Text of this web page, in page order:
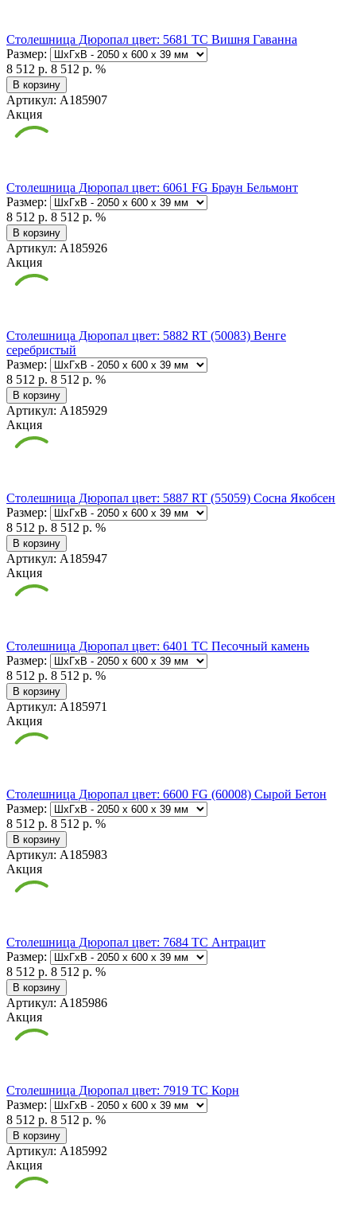
Столешница Дюропал цвет: 5681 TC Вишня Гаванна
Размер:
8 512 р. 8 512 р. %
В корзину
Артикул: А185907
Акция
Столешница Дюропал цвет: 6061 FG Браун Бельмонт
Размер:
8 512 р. 8 512 р. %
В корзину
Артикул: А185926
Акция
Столешница Дюропал цвет: 5882 RT (50083) Венге
серебристый
Размер:
8 512 р. 8 512 р. %
В корзину
Артикул: А185929
Акция
Столешница Дюропал цвет: 5887 RT (55059) Сосна Якобсен
Размер:
8 512 р. 8 512 р. %
В корзину
Артикул: А185947
Акция
Столешница Дюропал цвет: 6401 TC Песочный камень
Размер:
8 512 р. 8 512 р. %
В корзину
Артикул: А185971
Акция
Столешница Дюропал цвет: 6600 FG (60008) Сырой Бетон
Размер:
8 512 р. 8 512 р. %
В корзину
Артикул: А185983
Акция
Столешница Дюропал цвет: 7684 TC Антрацит
Размер:
8 512 р. 8 512 р. %
В корзину
Артикул: А185986
Акция
Столешница Дюропал цвет: 7919 TC Корн
Размер:
8 512 р. 8 512 р. %
В корзину
Артикул: А185992
Акция